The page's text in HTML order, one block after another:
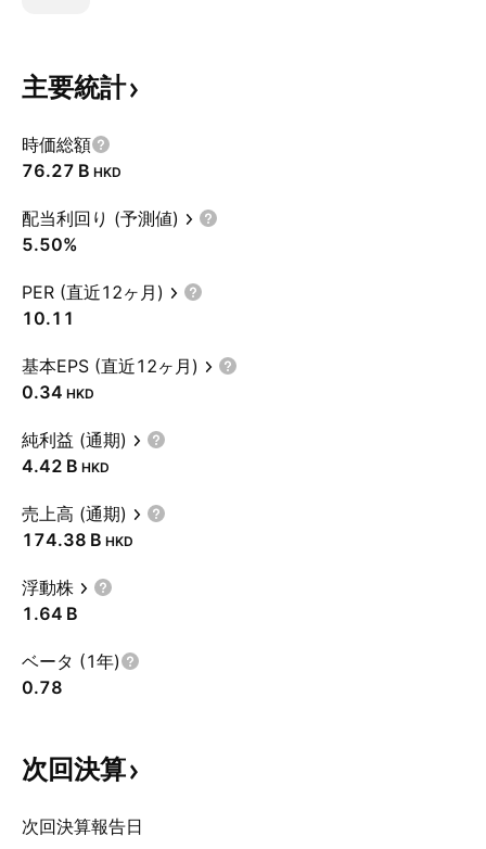
主要統計
時価総額
‪76.27 B‬ HKD
配当利回り (予測値)
5.50%
PER (直近12ヶ月)
10.11
基本EPS (直近12ヶ月)
0.34 HKD
純利益 (通期)
‪4.42 B‬ HKD
売上高 (通期)
‪174.38 B‬ HKD
浮動株
‪1.64 B‬
ベータ (1年)
0.78
次回決算
次回決算報告日